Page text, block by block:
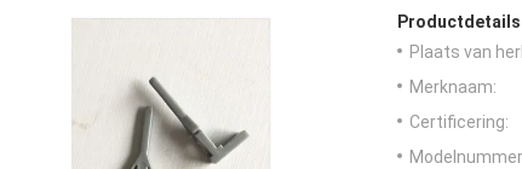
Plaats van
Merknaam:
Certificering: